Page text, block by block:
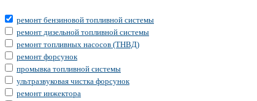
ремонт бензиновой топливной системы
ремонт дизельной топливной системы
ремонт топливных насосов (ТНВД)
ремонт форсунок
промывка топливной системы
ультразвуковая чистка форсунок
ремонт инжектора